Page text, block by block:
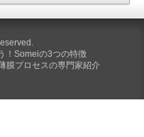
！Someiの3つの特徴
膜プロセスの専門家紹介